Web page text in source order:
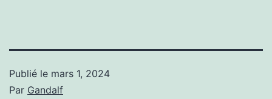
Publié le mars 1, 2024
Par Gandalf